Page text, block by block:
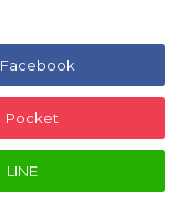
Facebook
Pocket
LINE